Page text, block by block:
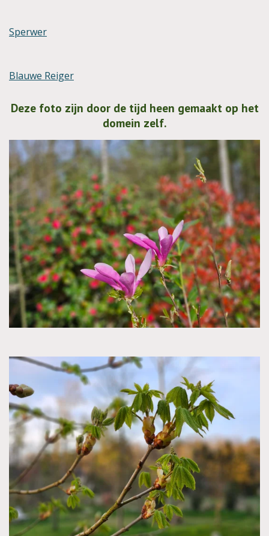
Sperwer
Blauwe Reiger
Deze foto zijn door de tijd heen gemaakt op het
domein zelf.